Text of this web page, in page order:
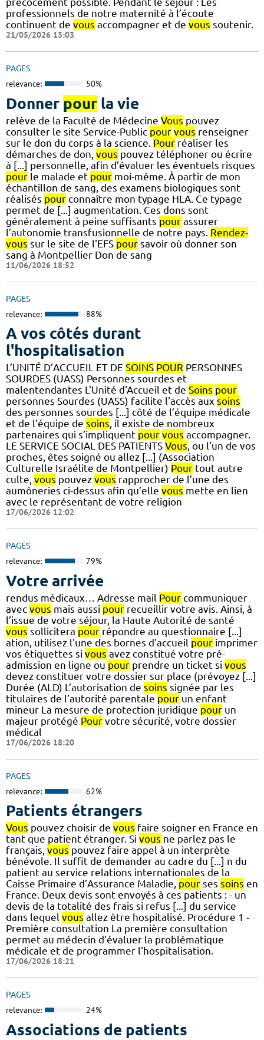
professionnels de notre maternité à l’écoute
continuent de vous accompagner et de vous soutenir.
21/05/2026 13:03
PAGES
relevance: 50%
Donner pour la vie
relève de la Faculté de Médecine Vous pouvez
consulter le site Service-Public pour vous renseigner
sur le don du corps à la science. Pour réaliser les
démarches de don, vous pouvez téléphoner ou écrire
à [...] personnelle, afin d’évaluer les éventuels risques
pour le malade et pour moi-même. À partir de mon
échantillon de sang, des examens biologiques sont
réalisés pour connaître mon typage HLA. Ce typage
permet de [...] augmentation. Ces dons sont
généralement à peine suffisants pour assurer
l’autonomie transfusionnelle de notre pays. Rendez-
vous sur le site de l'EFS pour savoir où donner son
sang à Montpellier Don de sang
11/06/2026 18:52
PAGES
relevance: 88%
A vos côtés durant
l'hospitalisation
L’UNITÉ D’ACCUEIL ET DE SOINS POUR PERSONNES
SOURDES (UASS) Personnes sourdes et
malentendantes L'Unité d'Accueil et de Soins pour
personnes Sourdes (UASS) facilite l'accès aux soins
des personnes sourdes [...] côté de l’équipe médicale
et de l’équipe de soins, il existe de nombreux
partenaires qui s’impliquent pour vous accompagner.
LE SERVICE SOCIAL DES PATIENTS Vous, ou l’un de vos
proches, êtes soigné ou allez [...] (Association
Culturelle Israélite de Montpellier) Pour tout autre
culte, vous pouvez vous rapprocher de l’une des
aumôneries ci-dessus afin qu’elle vous mette en lien
avec le représentant de votre religion
17/06/2026 12:02
PAGES
relevance: 79%
Votre arrivée
rendus médicaux… Adresse mail Pour communiquer
avec vous mais aussi pour recueillir votre avis. Ainsi, à
l’issue de votre séjour, la Haute Autorité de santé
vous sollicitera pour répondre au questionnaire [...]
ation, utilisez l'une des bornes d'accueil pour imprimer
vos étiquettes si vous avez constitué votre pré-
admission en ligne ou pour prendre un ticket si vous
devez constituer votre dossier sur place (prévoyez [...]
Durée (ALD) L’autorisation de soins signée par les
titulaires de l’autorité parentale pour un enfant
mineur La mesure de protection juridique pour un
majeur protégé Pour votre sécurité, votre dossier
médical
17/06/2026 18:20
PAGES
relevance: 62%
Patients étrangers
Vous pouvez choisir de vous faire soigner en France en
tant que patient étranger. Si vous ne parlez pas le
français, vous pouvez faire appel à un interprète
bénévole. Il suffit de demander au cadre du [...] n du
patient au service relations internationales de la
Caisse Primaire d’Assurance Maladie, pour ses soins en
France. Deux devis sont envoyés à ces patients : - un
devis de la totalité des frais si refus [...] du service
dans lequel vous allez être hospitalisé. Procédure 1 -
Première consultation La première consultation
permet au médecin d'évaluer la problématique
médicale et de programmer l'hospitalisation.
17/06/2026 18:21
PAGES
relevance: 24%
Associations de patients